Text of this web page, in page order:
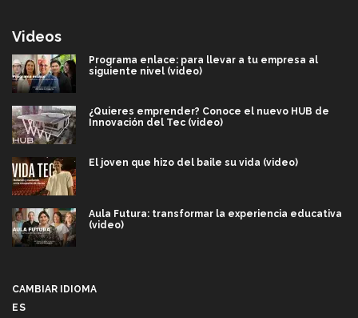
Videos
Programa enlace: para llevar a tu empresa al
siguiente nivel (video)
¿Quieres emprender? Conoce el nuevo HUB de
Innovación del Tec (video)
El joven que hizo del baile su vida (video)
Aula Futura: transformar la experiencia educativa
(video)
CAMBIAR IDIOMA
ES